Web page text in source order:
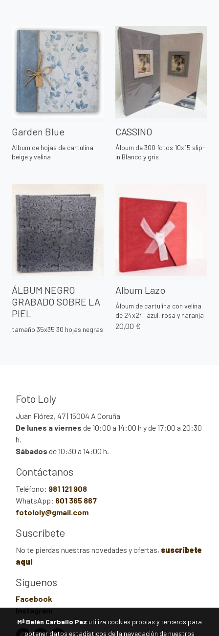
Garden Blue
Álbum de hojas de cartulina
beige y velina
CASSINO
Álbum de 300 fotos 10x15 slip-
in Blanco y gris
ÁLBUM NEGRO
GRABADO SOBRE LA
PIEL
tamaño 35x35 30 hojas negras
Album Lazo
Álbum de cartulina con velina
de 24x24, azul, rosa y naranja
20,00 €
Foto Loly
Juan Flórez, 47 | 15004 A Coruña
De lunes a viernes de 10:00 a 14:00 h y de 17:00 a 20:30
h.
Sábados de 10:30 a 14:00 h.
Contáctanos
Teléfono: 981 121 908
WhatsApp: 601 365 867
fotololy@gmail.com
Suscríbete
No te pierdas nuestras novedades y ofertas, suscríbete
aquí
Síguenos
Facebook
Instagram
Mª Belén Carballo Paz utiliza cookies propias y terceros para
obtener datos estadísticos de la navegación de nuestros